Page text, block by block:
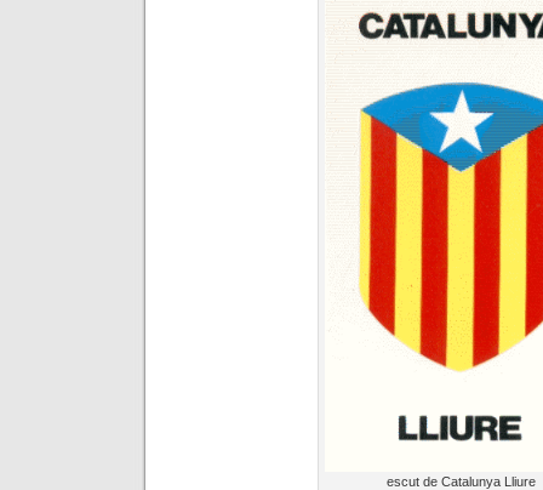
escut de Catalunya Lliure